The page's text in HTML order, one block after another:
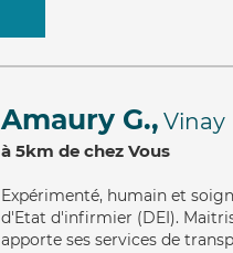
Amaury G., Vinay
à 5km de chez Vous
Expérimenté, humain et
d'Etat d'infirmier (DEI).
apporte ses services de